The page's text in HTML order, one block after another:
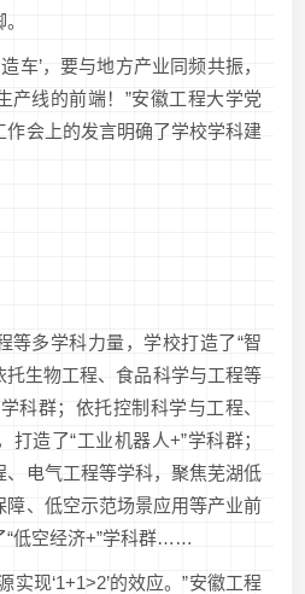
车’，要与地方产业同频共振，
产线的前端！”安徽工程大学党
会上的发言明确了学校学科建
等多学科力量，学校打造了“智
托生物工程、食品科学与工程等
科群；依托控制科学与工程、
造了“工业机器人+”学科群；
电气工程等学科，聚焦芜湖低
障、低空示范场景应用等产业前
“低空经济+”学科群……
实现‘1+1>2’的效应。”安徽工程